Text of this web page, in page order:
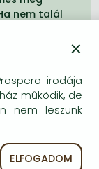
nem talál
×
irodája
működik, de
nem leszünk
ELFOGADOM